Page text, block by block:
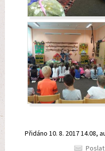
Přidáno 10. 8. 2017 14.08,